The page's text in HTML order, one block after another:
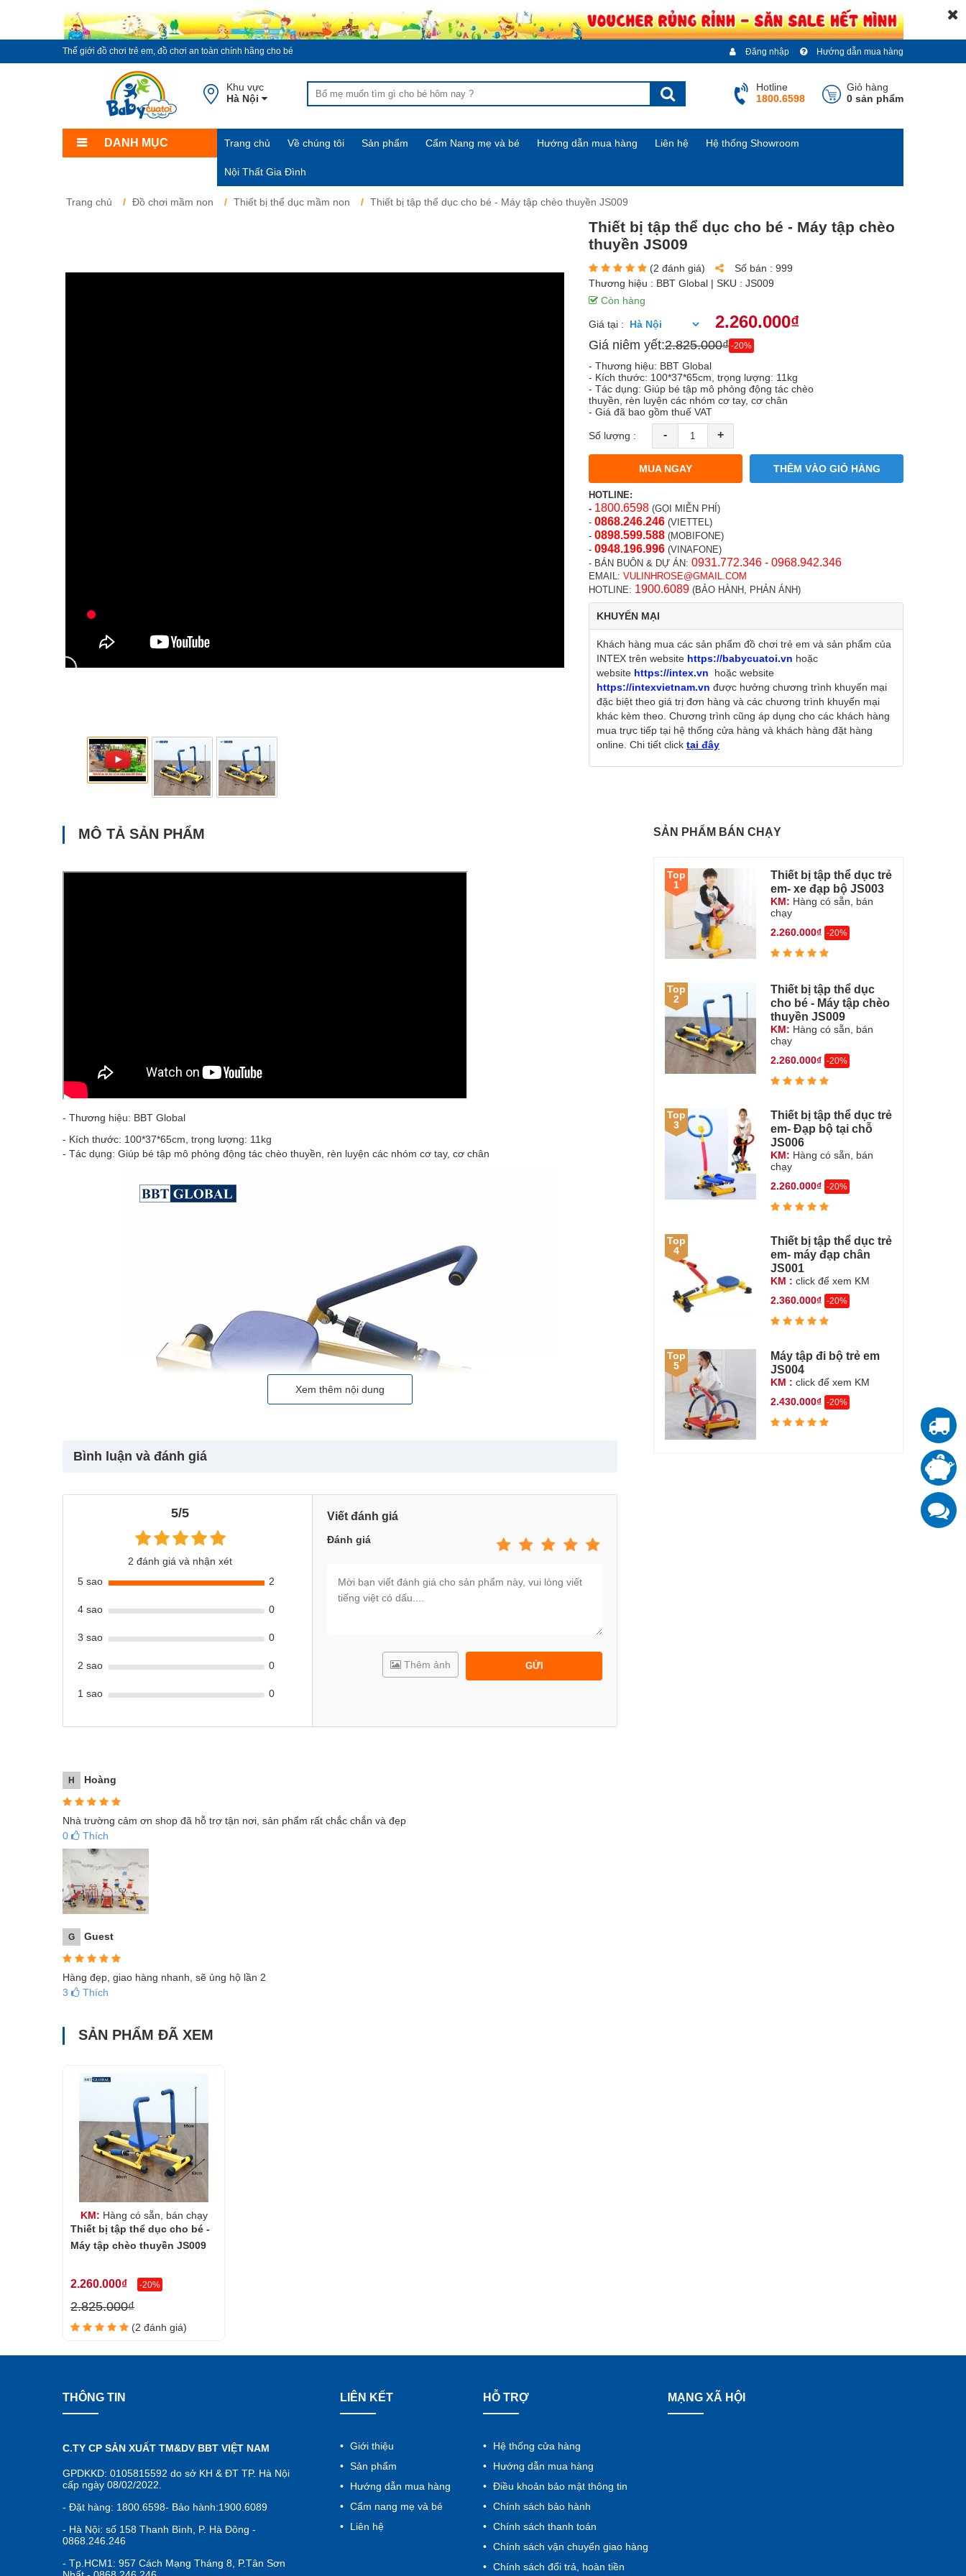
Thế giới đồ chơi trẻ em, đồ chơi an toàn chính hãng cho bé Hướng dẫn mua hàng
Đăng nhập
Khu vực
Hà Nội
Giỏ hàng
0 sản phẩm
Hotline
1800.6598
DANH MỤC Trang chủ Về chúng tôi Sản phẩm Cẩm Nang mẹ và bé Hướng dẫn mua hàng Liên hệ Hệ thống Showroom
Nội Thất Gia Đình
Trang chủ Đồ chơi mầm non Thiết bị thể dục mầm non Thiết bị tập thể dục cho bé - Máy tập chèo thuyền JS009
Thiết bị tập thể dục cho bé - Máy tập chèo
thuyền JS009
(2 đánh giá) Số bán : 999
Thương hiệu : BBT Global | SKU : JS009
Còn hàng
Giá tại : 2.260.000₫
Giá niêm yết:2.825.000₫ -20%
- Thương hiệu: BBT Global
- Kích thước: 100*37*65cm, trọng lượng: 11kg
- Tác dụng: Giúp bé tập mô phỏng động tác chèo
thuyền, rèn luyện các nhóm cơ tay, cơ chân
- Giá đã bao gồm thuế VAT
Số lượng : - +
MUA NGAY THÊM VÀO GIỎ HÀNG
HOTLINE:
- 1800.6598 (GỌI MIỄN PHÍ)
- 0868.246.246 (VIETTEL)
- 0898.599.588 (MOBIFONE)
- 0948.196.996 (VINAFONE)
- BÁN BUÔN & DỰ ÁN: 0931.772.346 - 0968.942.346
EMAIL: VULINHROSE@GMAIL.COM
HOTLINE: 1900.6089 (BẢO HÀNH, PHẢN ÁNH)
KHUYẾN MẠI
Khách hàng mua các sản phẩm đồ chơi trẻ em và sản phẩm của
INTEX trên website https://babycuatoi.vn hoặc
website https://intex.vn
hoặc website
https://intexvietnam.vn được hưởng chương trình khuyến mại
đặc biệt theo giá trị đơn hàng và các chương trình khuyến mại
khác kèm theo. Chương trình cũng áp dụng cho các khách hàng
mua trực tiếp tại hệ thống cửa hàng và khách hàng đặt hàng
online. Chi tiết click tại đây
MÔ TẢ SẢN PHẨM
- Thương hiệu: BBT Global
- Kích thước: 100*37*65cm, trọng lượng: 11kg
- Tác dụng: Giúp bé tập mô phỏng động tác chèo thuyền, rèn luyện các nhóm cơ tay, cơ chân
VIDEO hướng dẫn sử dụng thiết bị thể dục thể chất cho trẻ
Xem thêm nội dung
Bình luận và đánh giá
5/5
2 đánh giá và nhận xét
5 sao
2
4 sao 0
3 sao 0
2 sao 0
1 sao 0
Viết đánh giá
Đánh giá
GỬI
Thêm ảnh
H Hoàng
Nhà trường cảm ơn shop đã hỗ trợ tận nơi, sản phẩm rất chắc chắn và đẹp
0
Thích
G Guest
Hàng đẹp, giao hàng nhanh, sẽ ủng hộ lần 2
3
Thích
SẢN PHẨM BÁN CHẠY
Top
1
Thiết bị tập thể dục trẻ
em- xe đạp bộ JS003
KM: Hàng có sẵn, bán
chạy
2.260.000₫ -20%
Top
2
Thiết bị tập thể dục
cho bé - Máy tập chèo
thuyền JS009
KM: Hàng có sẵn, bán
chạy
2.260.000₫ -20%
Top
3
Thiết bị tập thể dục trẻ
em- Đạp bộ tại chỗ
JS006
KM: Hàng có sẵn, bán
chạy
2.260.000₫ -20%
Top
4
Thiết bị tập thể dục trẻ
em- máy đạp chân
JS001
KM : click để xem KM
2.360.000₫ -20%
Top
5
Máy tập đi bộ trẻ em
JS004
KM : click để xem KM
2.430.000₫ -20%
SẢN PHẨM ĐÃ XEM
KM: Hàng có sẵn, bán chạy
Thiết bị tập thể dục cho bé -
Máy tập chèo thuyền JS009
2.260.000₫ -20%
2.825.000₫
(2 đánh giá)
THÔNG TIN
C.TY CP SẢN XUẤT TM&DV BBT VIỆT NAM
GPDKKD: 0105815592 do sở KH & ĐT TP. Hà Nội
cấp ngày 08/02/2022.
- Đặt hàng: 1800.6598- Bảo hành:1900.6089
- Hà Nội: số 158 Thanh Bình, P. Hà Đông -
0868.246.246
- Tp.HCM1: 957 Cách Mạng Tháng 8, P.Tân Sơn
LIÊN KẾT
Giới thiệu
Sản phẩm
Hướng dẫn mua hàng
Cẩm nang mẹ và bé
Liên hệ
HỖ TRỢ
Hệ thống cửa hàng
Hướng dẫn mua hàng
Điều khoản bảo mật thông tin
Chính sách bảo hành
Chính sách thanh toán
Chính sách vận chuyển giao hàng
Chính sách đổi trả, hoàn tiền
MẠNG XÃ HỘI